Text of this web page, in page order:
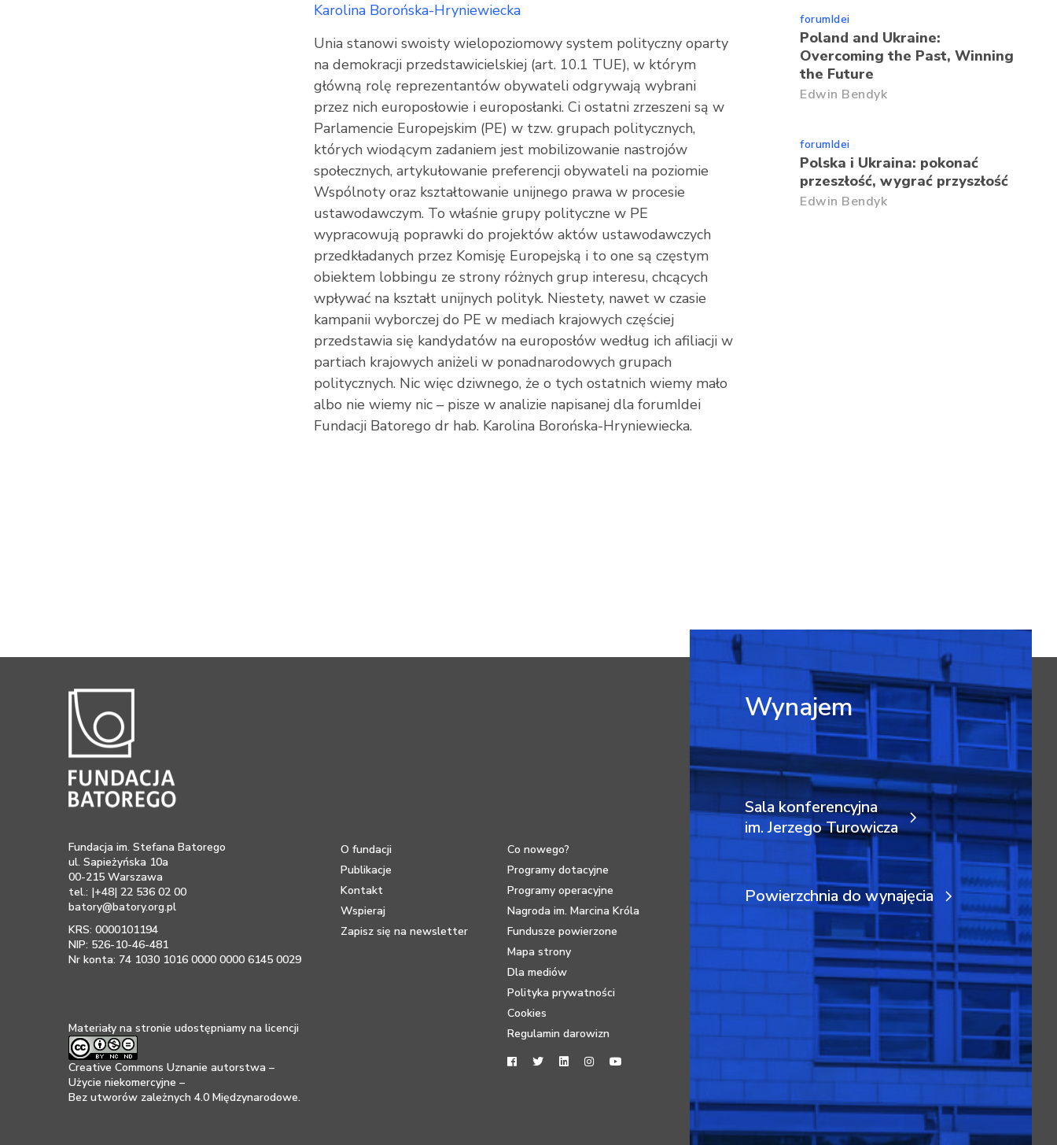
Karolina Borońska-Hryniewiecka
Unia stanowi swoisty wielopoziomowy system polityczny oparty
na demokracji przedstawicielskiej (art. 10.1 TUE), w którym
główną rolę reprezentantów obywateli odgrywają wybrani
przez nich europosłowie i europosłanki. Ci ostatni zrzeszeni są w
Parlamencie Europejskim (PE) w tzw. grupach politycznych,
których wiodącym zadaniem jest mobilizowanie nastrojów
społecznych, artykułowanie preferencji obywateli na poziomie
Wspólnoty oraz kształtowanie unijnego prawa w procesie
ustawodawczym. To właśnie grupy polityczne w PE
wypracowują poprawki do projektów aktów ustawodawczych
przedkładanych przez Komisję Europejską i to one są częstym
obiektem lobbingu ze strony różnych grup interesu, chcących
wpływać na kształt unijnych polityk. Niestety, nawet w czasie
kampanii wyborczej do PE w mediach krajowych częściej
przedstawia się kandydatów na europosłów według ich afiliacji w
partiach krajowych aniżeli w ponadnarodowych grupach
politycznych. Nic więc dziwnego, że o tych ostatnich wiemy mało
albo nie wiemy nic – pisze w analizie napisanej dla forumIdei
Fundacji Batorego dr hab. Karolina Borońska-Hryniewiecka.
forumIdei
Poland and Ukraine:
Overcoming the Past, Winning
the Future
Edwin Bendyk
forumIdei
Polska i Ukraina: pokonać
przeszłość, wygrać przyszłość
Edwin Bendyk
Fundacja im. Stefana Batorego
ul. Sapieżyńska 10a
00-215 Warszawa
tel.: |+48| 22 536 02 00
batory@batory.org.pl
KRS: 0000101194
NIP: 526-10-46-481
Nr konta: 74 1030 1016 0000 0000 6145 0029
Materiały na stronie udostępniamy na licencji
Creative Commons Uznanie autorstwa –
Użycie niekomercyjne –
Bez utworów zależnych 4.0 Międzynarodowe.
O fundacji
Publikacje
Kontakt
Wspieraj
Zapisz się na newsletter
Co nowego?
Programy dotacyjne
Programy operacyjne
Nagroda im. Marcina Króla
Fundusze powierzone
Mapa strony
Dla mediów
Polityka prywatności
Cookies
Regulamin darowizn
Wynajem
Sala konferencyjna
im. Jerzego Turowicza
Powierzchnia do wynajęcia